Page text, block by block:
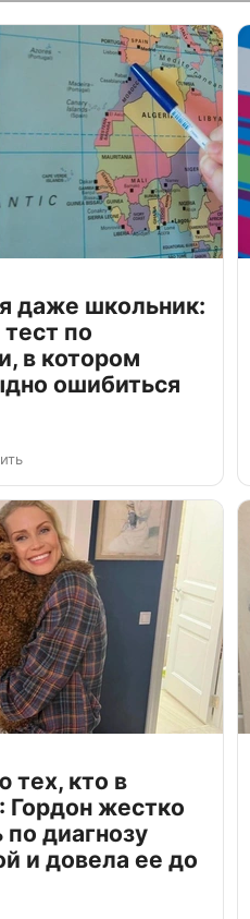
даже школьник:
по
в котором
ошибиться
тех, кто в
Гордон жестко
диагнозу
и довела ее до